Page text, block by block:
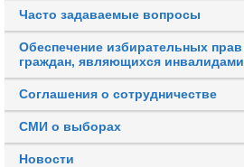
Часто задаваемые вопросы
Обеспечение избирательных прав
граждан, являющихся инвалидами
Соглашения о сотрудничестве
СМИ о выборах
Новости